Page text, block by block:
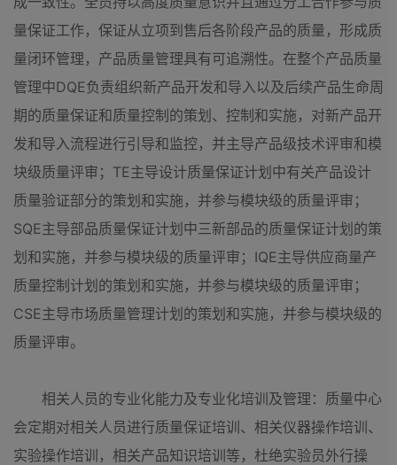
量保证工作，保证从立项到售后各阶段产品的质量，形成质
量闭环管理，产品质量管理具有可追溯性。在整个产品质量
管理中DQE负责组织新产品开发和导入以及后续产品生命周
期的质量保证和质量控制的策划、控制和实施，对新产品开
发和导入流程进行引导和监控，并主导产品级技术评审和模
块级质量评审；TE主导设计质量保证计划中有关产品设计
质量验证部分的策划和实施，并参与模块级的质量评审；
SQE主导部品质量保证计划中三新部品的质量保证计划的策
划和实施，并参与模块级的质量评审；IQE主导供应商量产
质量控制计划的策划和实施，并参与模块级的质量评审；
CSE主导市场质量管理计划的策划和实施，并参与模块级的
质量评审。
相关人员的专业化能力及专业化培训及管理：质量中心
会定期对相关人员进行质量保证培训、相关仪器操作培训、
实验操作培训，相关产品知识培训等，杜绝实验员外行操